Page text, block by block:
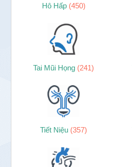
Hô Hấp (450)
Tai Mũi Họng (241)
Tiết Niệu (357)